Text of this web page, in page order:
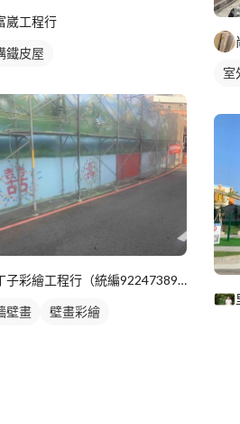
崴工程行
鐵皮屋
丁子彩繪工程行（統編92247389）
壁畫 壁畫彩繪
室